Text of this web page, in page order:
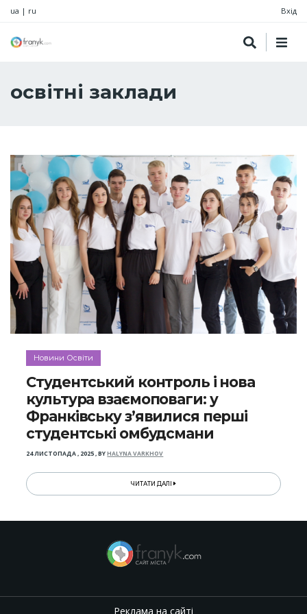
ua | ru Вхід
освітні заклади
Новини Освіти
Студентський контроль і нова
культура взаємоповаги: у
Франківську з’явилися перші
студентські омбудсмани
24 ЛИСТОПАДА , 2025,BYHALYNA VARKHOV
ЧИТАТИ ДАЛІ
Реклама на сайті